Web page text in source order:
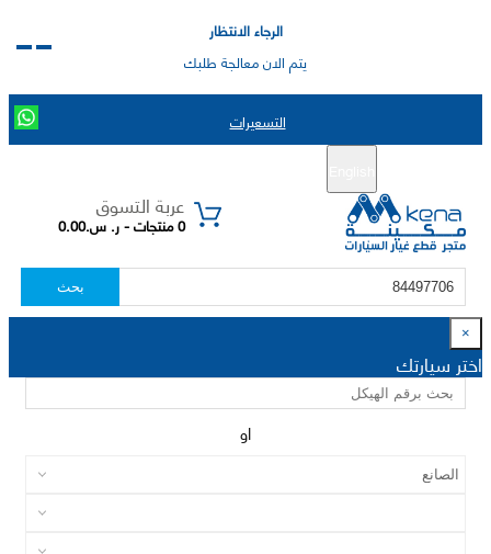
الرجاء الانتظار
يتم الان معالجة طلبك
التسعيرات
عربة التسوق
0 منتجات - ر. س.0.00
بحث
×
اختر سيارتك
او